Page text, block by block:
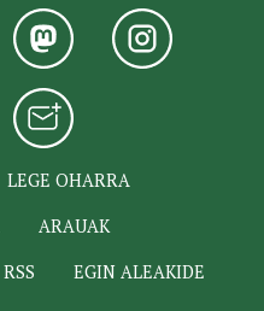
LEGE OHARRA
ARAUAK
RSS EGIN ALEAKIDE